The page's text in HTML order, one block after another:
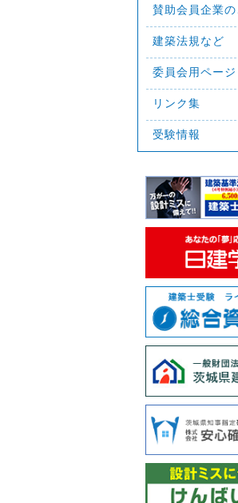
賛助会員企業
建築法規など
委員会用ページ
リンク集
受験情報